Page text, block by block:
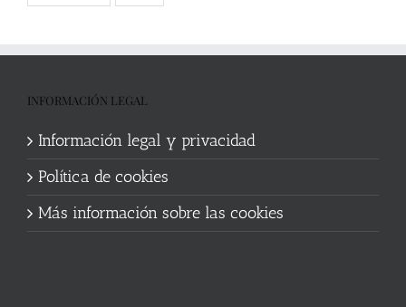
INFORMACIÓN LEGAL
Información legal y privacidad
Política de cookies
Más información sobre las cookies